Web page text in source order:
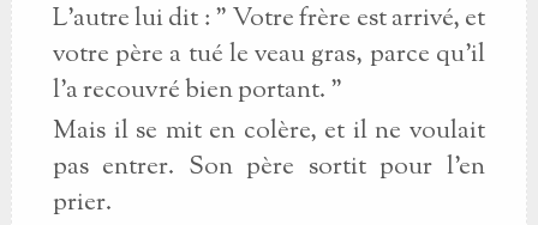
L'autre lui dit : " Votre frère est arrivé, et
votre père a tué le veau gras, parce qu'il
l'a recouvré bien portant. "
Mais il se mit en colère, et il ne voulait
pas entrer. Son père sortit pour l'en
prier.